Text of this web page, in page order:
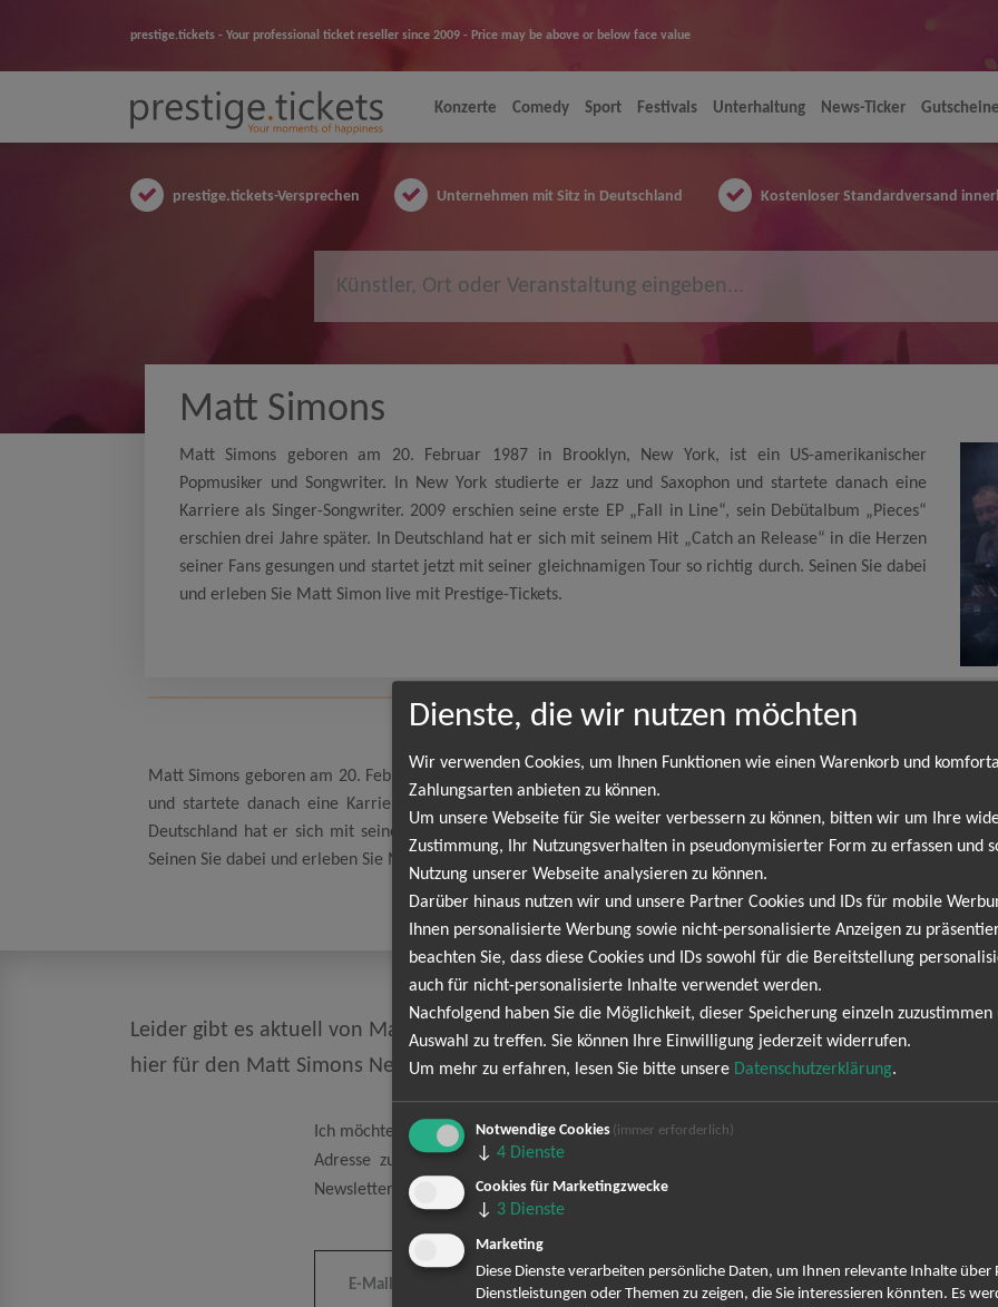
prestige.tickets - Your professional ticket reseller since 2009 - Price may be above or below face value
Konzerte Comedy Sport Festivals Unterhaltung News-Ticker Gutscheine
prestige.tickets-Versprechen Unternehmen mit Sitz in Deutschland Kostenloser Standardversand
Matt Simons
Matt Simons geboren am 20. Februar 1987 in Brooklyn, New York, ist ein US-amerikanischer
Popmusiker und Songwriter. In New York studierte er Jazz und Saxophon und startete danach eine
Karriere als Singer-Songwriter. 2009 erschien seine erste EP „Fall in Line“, sein Debütalbum „Pieces“
erschien drei Jahre später. In Deutschland hat er sich mit seinem Hit „Catch an Release“ in die Herzen
seiner Fans gesungen und startet jetzt mit seiner gleichnamigen Tour so richtig durch. Seinen Sie dabei
und erleben Sie Matt Simon live mit Prestige-Tickets.
Matt Simons
Matt Simons geboren am 20. Februar 1987 in Brooklyn, New York, ist ein US-amerikanischer Popmusiker und
und startete danach eine Karriere als Singer-Songwriter. 2009 erschien seine erste EP „Fall in Line“, sein
Deutschland hat er sich mit seinem Hit „Catch an Release“ in die Herzen seiner Fans gesungen und startet
Seinen Sie dabei und erleben Sie Matt Simon live mit Prestige-Tickets.
NEWSLETTER
Leider gibt es aktuell von Matt Simons keine Termine. Wir informieren dich jedoch gerne
hier für den Matt Simons Newsletter anmelden und keine Angebote und Tourdaten mehr
Ich möchte den regelmäßig erscheinenden Newsletter abonnieren und bin daher mit einer
Adresse zum Zweck der Zustellung des Newsletters entsprechend der
Newsletter kann ich jederzeit wieder abbestellen.
Dienste, die wir nutzen möchten
Wir verwenden Cookies, um Ihnen Funktionen wie einen Warenkorb und
Zahlungsarten anbieten zu können.
Um unsere Webseite für Sie weiter verbessern zu können, bitten wir um Ihre
Zustimmung, Ihr Nutzungsverhalten in pseudonymisierter Form zu erfassen und
Nutzung unserer Webseite analysieren zu können.
Darüber hinaus nutzen wir und unsere Partner Cookies und IDs für mobile
Ihnen personalisierte Werbung sowie nicht-personalisierte Anzeigen zu
beachten Sie, dass diese Cookies und IDs sowohl für die Bereitstellung
auch für nicht-personalisierte Inhalte verwendet werden.
Nachfolgend haben Sie die Möglichkeit, dieser Speicherung einzeln zuzustimmen
Auswahl zu treffen. Sie können Ihre Einwilligung jederzeit widerrufen.
Um mehr zu erfahren, lesen Sie bitte unsere Datenschutzerklärung.
Notwendige Cookies (immer erforderlich)
↓ 4 Dienste
Cookies für Marketingzwecke
↓ 3 Dienste
Marketing
Diese Dienste verarbeiten persönliche Daten, um Ihnen relevante Inhalte über
Dienstleistungen oder Themen zu zeigen, die Sie interessieren könnten. Es